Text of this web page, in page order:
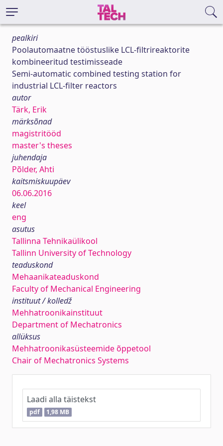
pealkiri
Poolautomaatne tööstuslike LCL-filtrireaktorite
kombineeritud testimisseade
Semi-automatic combined testing station for
industrial LCL-filter reactors
autor
Tärk, Erik
märksõnad
magistritööd
master's theses
juhendaja
Põlder, Ahti
kaitsmiskuupäev
06.06.2016
keel
eng
asutus
Tallinna Tehnikaülikool
Tallinn University of Technology
teaduskond
Mehaanikateaduskond
Faculty of Mechanical Engineering
instituut / kolledž
Mehhatroonikainstituut
Department of Mechatronics
allüksus
Mehhatroonikasüsteemide õppetool
Chair of Mechatronics Systems
Laadi alla täistekst
pdf 1,98 MB